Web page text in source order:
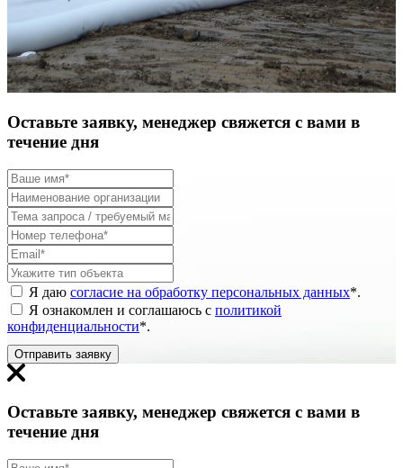
Оставьте заявку, менеджер свяжется с вами в
течение дня
Я даю согласие на обработку персональных данных*.
Я ознакомлен и соглашаюсь с политикой
конфиденциальности*.
Отправить заявку
Оставьте заявку, менеджер свяжется с вами в
течение дня